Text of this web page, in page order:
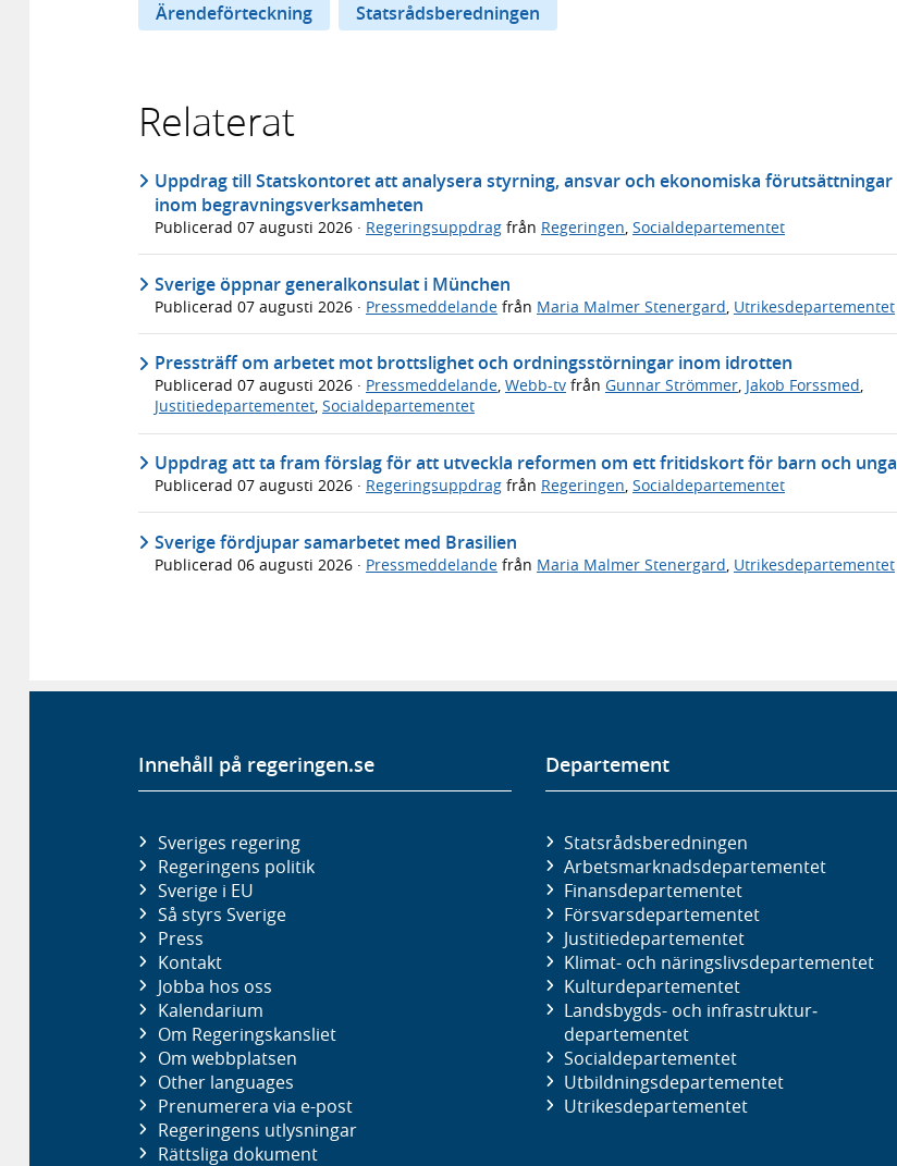
Ärendeförteckning Statsrådsberedningen
Relaterat
Uppdrag till Statskontoret att analysera styrning, ansvar och ekonomiska förutsättningar
inom begravningsverksamheten
Publicerad 07 augusti 2026 · Regeringsuppdrag från Regeringen, Socialdepartementet
Sverige öppnar generalkonsulat i München
Publicerad 07 augusti 2026 · Pressmeddelande från Maria Malmer Stenergard Utrikesdepartementet
Pressträff om arbetet mot brottslighet och ordningsstörningar inom idrotten
Publicerad 07 augusti 2026 · Pressmeddelande, Webb-tv från Gunnar Strömmer, Jakob Forssmed,
Justitiedepartementet, Socialdepartementet
Uppdrag att ta fram förslag för att utveckla reformen om ett fritidskort för barn och unga
Publicerad 07 augusti 2026 · Regeringsuppdrag från Regeringen, Socialdepartementet
Sverige fördjupar samarbetet med Brasilien
Publicerad 06 augusti 2026 · Pressmeddelande från Maria Malmer Stenergard Utrikesdepartementet
Innehåll på regeringen.se
Sveriges regering
Regeringens politik
Sverige i EU
Så styrs Sverige
Press
Kontakt
Jobba hos oss
Kalendarium
Om Regeringskansliet
Om webbplatsen
Other languages
Prenumerera via e-post
Regeringens utlysningar
Rättsliga dokument
Departement
Statsrådsberedningen
Arbetsmarknads­departementet
Finans­departementet
Försvars­departementet
Justitie­departementet
Klimat- och näringslivs­departementet
Kultur­departementet
Landsbygds- och infrastruktur­
departementet
Social­departementet
Utbildnings­departementet
Utrikes­departementet